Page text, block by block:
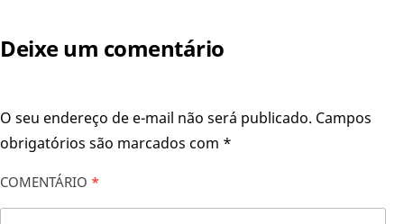
Deixe um comentário
O seu endereço de e-mail não será publicado. Campos
obrigatórios são marcados com *
COMENTÁRIO *